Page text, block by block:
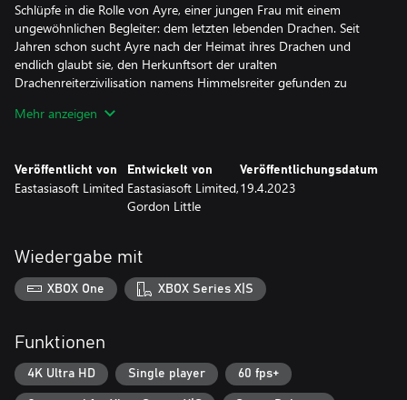
Schlüpfe in die Rolle von Ayre, einer jungen Frau mit einem
ungewöhnlichen Begleiter: dem letzten lebenden Drachen. Seit
Jahren schon sucht Ayre nach der Heimat ihres Drachen und
endlich glaubt sie, den Herkunftsort der uralten
Drachenreiterzivilisation namens Himmelsreiter gefunden zu
dieses Landes aufzudecken.
Mehr anzeigen
Veröffentlicht von
Eastasiasoft Limited
Entwickelt von
Eastasiasoft Limited,
Gordon Little
Veröffentlichungsdatum
19.4.2023
Wiedergabe mit
XBOX One XBOX Series X|S
Funktionen
4K Ultra HD Single player 60 fps+